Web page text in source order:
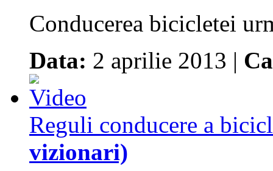
Conducerea bicicletei
Data: 2 aprilie 2013 |
Reguli conducere a
vizionari)